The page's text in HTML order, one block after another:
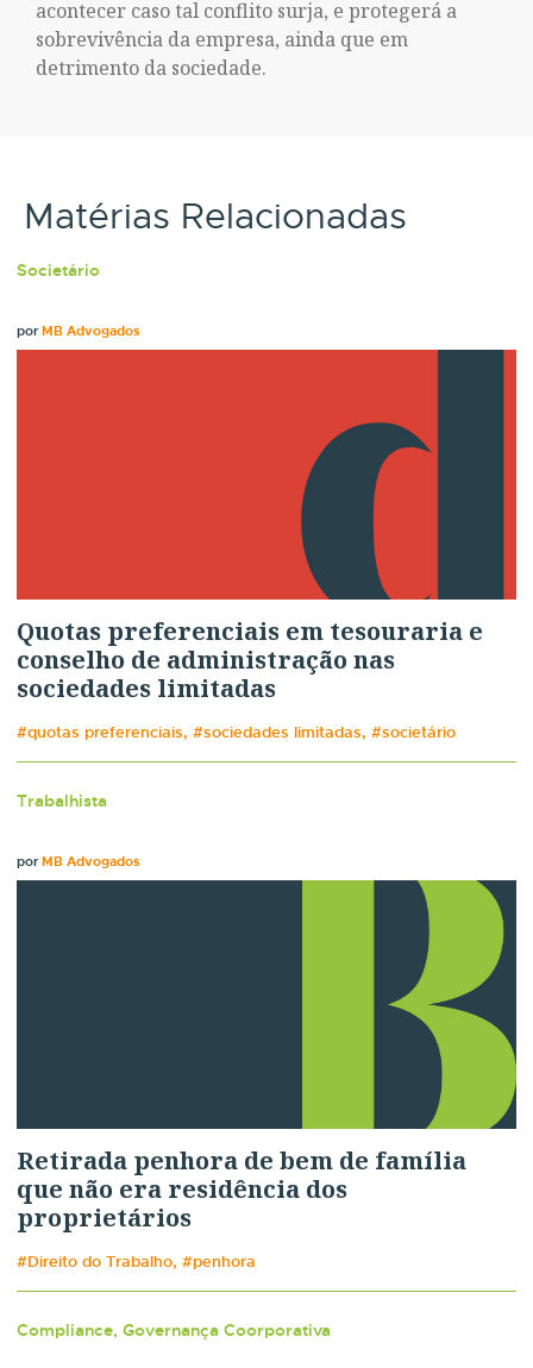
acontecer caso tal conflito surja, e protegerá a
sobrevivência da empresa, ainda que em
detrimento da sociedade.
Matérias Relacionadas
Societário
porMB Advogados
Quotas preferenciais em tesouraria e
conselho de administração nas
sociedades limitadas
#quotas preferenciais, #sociedades limitadas, #societário
Trabalhista
porMB Advogados
Retirada penhora de bem de família
que não era residência dos
proprietários
#Direito do Trabalho, #penhora
Compliance, Governança Coorporativa